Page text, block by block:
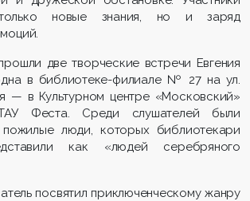
новые знания, но и заряд
две творческие встречи Евгения
в библиотеке-филиале № 27 на ул.
— в Культурном центре «Московский»
Феста. Среди слушателей были
люди, которых библиотекари
как «людей серебряного
посвятил приключенческому жанру